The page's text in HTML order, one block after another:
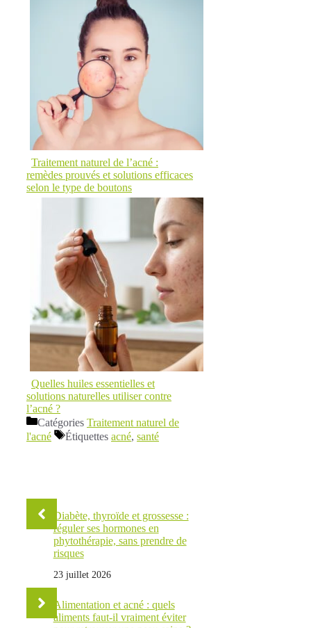
Traitement naturel de l’acné :
remèdes prouvés et solutions efficaces
selon le type de boutons
Quelles huiles essentielles et
solutions naturelles utiliser contre
l’acné ?
Catégories Traitement naturel de
l'acné
Étiquettes acné, santé
Diabète, thyroïde et grossesse :
réguler ses hormones en
phytothérapie, sans prendre de
risques
23 juillet 2026
Alimentation et acné : quels
aliments faut-il vraiment éviter